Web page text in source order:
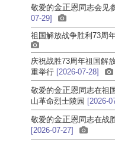
敬爱的金正恩 同志会见
07-29]
祖国解放战争胜利73周
庆祝战胜73周年祖国解
重举行 [2026-07-28]
敬爱的金正恩 同志在祖
山革命烈士陵园 [2026-
敬爱的金正恩 同志在战
[2026-07-27]